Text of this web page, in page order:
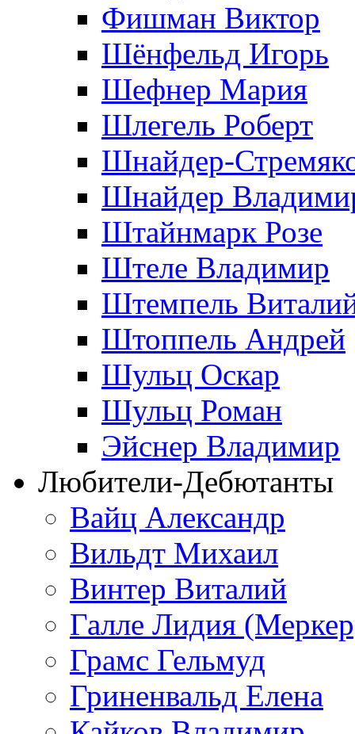
Фишман Виктор
Шёнфельд Игорь
Шефнер Мария
Шлегель Роберт
Шнайдер-
Шнайдер
Штайнмарк Розe
Штеле Владимир
Штемпель
Штоппель Андрей
Шульц Оскар
Шульц Роман
Эйснер Владимир
Любители-Дебютанты
Вайц Александр
Вильдт Михаил
Винтер Виталий
Галле Лидия
Грамс Гельмуд
Гриненвальд Елена